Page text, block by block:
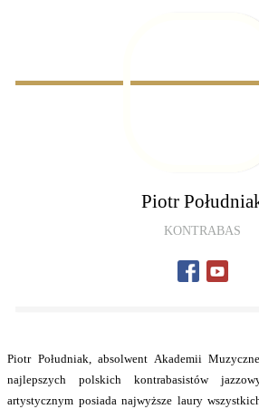
Piotr
KONTRABAS
Piotr Południak, absolwent Akademii
najlepszych polskich kontrabasistów
artystycznym posiada najwyższe laury